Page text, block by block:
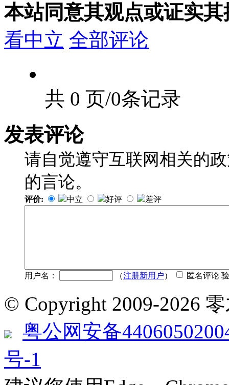
本站同意其观点或证实其
看中立 全部评论
共 0 页/0条记录
发表评论
请自觉遵守互联网相关的
的言论。
评价: 中立 好评 差评
用户名： （注册新用户） 匿名评论
© Copyright 2009-2026
粤公网安备
号-1